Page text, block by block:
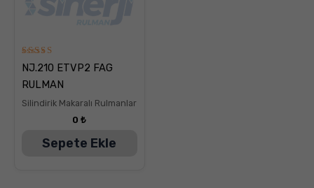
5
üzerinden
5.00
oy aldı
NJ.210 ETVP2 FAG
RULMAN
Silindirik Makaralı Rulmanlar
0₺
Sepete Ekle